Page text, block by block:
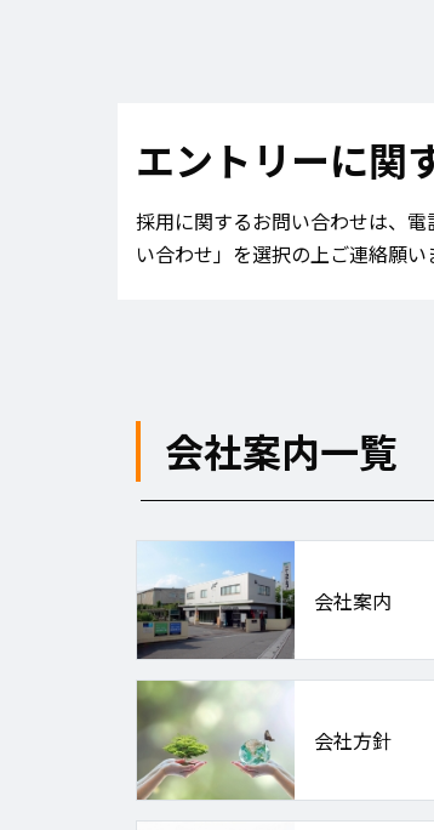
エントリーに関
採用に関するお問い合わせは、
い合わせ」を選択の上ご連絡願い
会社案内一覧
会社案内
会社方針